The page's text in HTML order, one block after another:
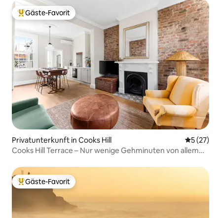
Beliebter Gäste-Favorit.
Gäste-Favorit
Privatunterkunft in Cooks Hill
5 (27)
Cooks Hill Terrace – Nur wenige Gehminuten von allem
Beliebter Gäste-Favorit.
Gäste-Favorit